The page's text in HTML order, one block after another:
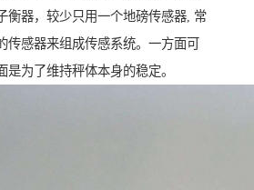
衡器，较少只用一个地磅传感器, 常
传感器来组成传感系统。一方面可
是为了维持秤体本身的稳定。